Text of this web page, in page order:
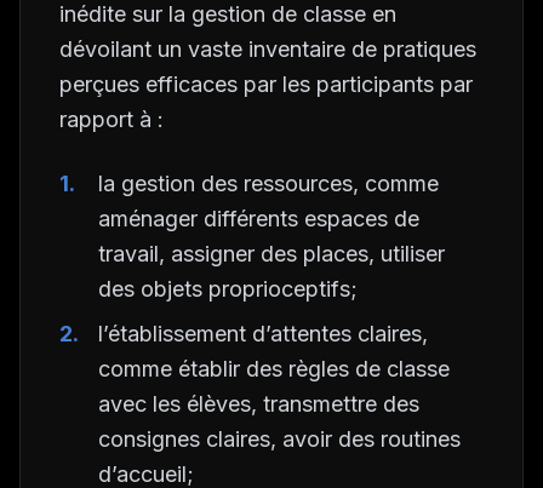
inédite sur la gestion de classe en
dévoilant un vaste inventaire de pratiques
perçues efficaces par les participants par
rapport à :
la gestion des ressources, comme
aménager différents espaces de
travail, assigner des places, utiliser
des objets proprioceptifs;
l’établissement d’attentes claires,
comme établir des règles de classe
avec les élèves, transmettre des
consignes claires, avoir des routines
d’accueil;